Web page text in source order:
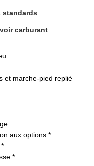
standards
carburant
et marche-pied replié
aux options *
*